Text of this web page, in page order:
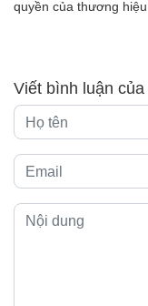
quyền của thương
Viết bình luận của